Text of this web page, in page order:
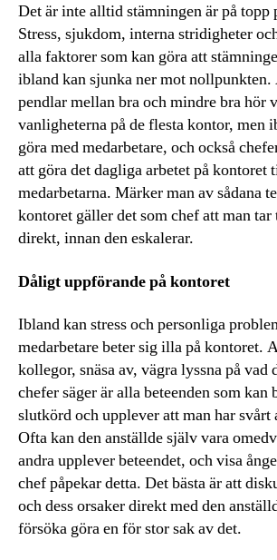
Det är inte alltid stämningen är på topp
Stress, sjukdom, interna stridigheter
alla faktorer som kan göra att
ibland kan sjunka ner mot
pendlar mellan bra och mindre bra hör
vanligheterna på de flesta kontor, men
göra med medarbetare, och också
att göra det dagliga arbetet på kontoret
medarbetarna. Märker man av sådana
kontoret gäller det som chef att man
direkt, innan den eskalerar.
Dåligt uppförande på kontoret
Ibland kan stress och personliga
medarbetare beter sig illa på kontoret.
kollegor, snäsa av, vägra lyssna på vad
chefer säger är alla beteenden som kan
slutkörd och upplever att man har
Ofta kan den anställde själv vara
andra upplever beteendet, och visa
chef påpekar detta. Det bästa är att
och dess orsaker direkt med den
försöka göra en för stor sak av det.